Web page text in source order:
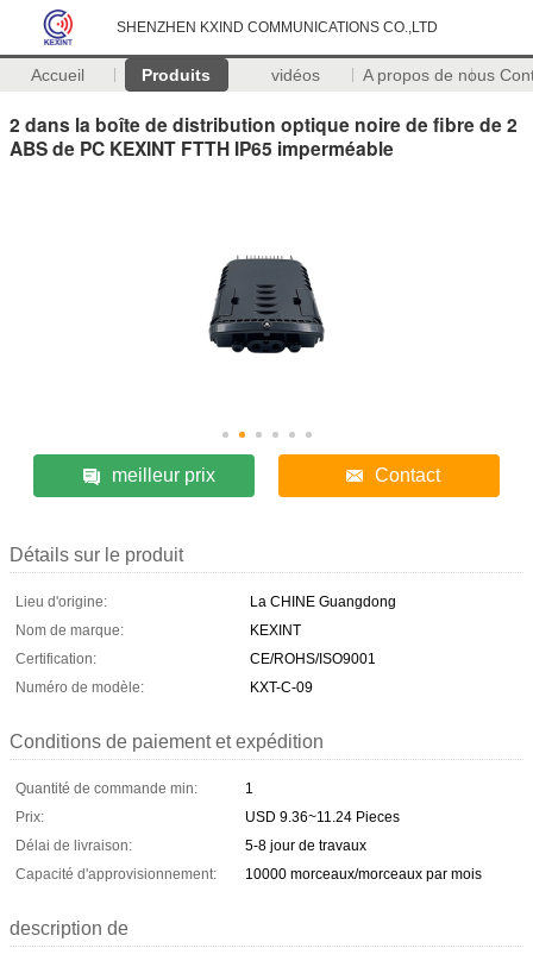
SHENZHEN KXIND COMMUNICATIONS CO.,LTD
Accueil Produits vidéos A propos de nous
2 dans la boîte de distribution optique noire de fibre de 2
ABS de PC KEXINT FTTH IP65 imperméable
meilleur prix Contact
Détails sur le produit
Lieu d'origine:
La CHINE Guangdong
Nom de marque:
KEXINT
Certification:
CE/ROHS/ISO9001
Numéro de modèle:
KXT-C-09
Conditions de paiement et expédition
Quantité de commande min:
1
Prix:
USD 9.36~11.24 Pieces
Délai de livraison:
5-8 jour de travaux
Capacité d'approvisionnement:
10000 morceaux/morceaux par mois
description de